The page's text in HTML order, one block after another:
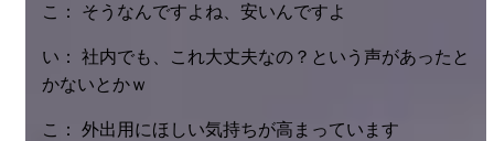
こ： そうなんですよね、安いんですよ
い： 社内でも、これ大丈夫なの？という声があったと
かないとかｗ
こ： 外出用にほしい気持ちが高まっています